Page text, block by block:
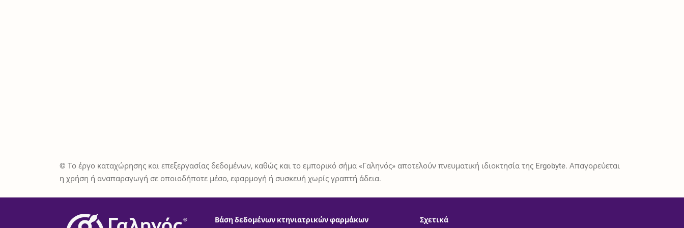
© Το έργο καταχώρησης και επεξεργασίας δεδομένων, καθώς και το εμπορικό σήμα «Γαληνός» αποτελούν πνευματική ιδιοκτησία της Ergobyte. Απαγορεύεται
η χρήση ή αναπαραγωγή σε οποιοδήποτε μέσο, εφαρμογή ή συσκευή χωρίς γραπτή άδεια.
® Βάση δεδομένων κτηνιατρικών φαρμάκων Σχετικά